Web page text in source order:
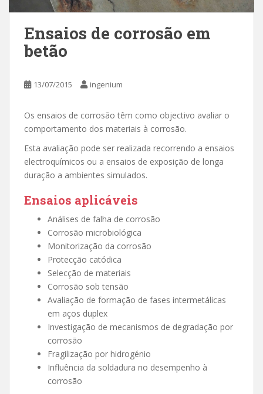
Ensaios de corrosão em
betão
13/07/2015 ingenium
Os ensaios de corrosão têm como objectivo avaliar o
comportamento dos materiais à corrosão.
Esta avaliação pode ser realizada recorrendo a ensaios
electroquímicos ou a ensaios de exposição de longa
duração a ambientes simulados.
Ensaios aplicáveis
Análises de falha de corrosão
Corrosão microbiológica
Monitorização da corrosão
Protecção catódica
Selecção de materiais
Corrosão sob tensão
Avaliação de formação de fases intermetálicas
em aços duplex
Investigação de mecanismos de degradação por
corrosão
Fragilização por hidrogénio
Influência da soldadura no desempenho à
corrosão